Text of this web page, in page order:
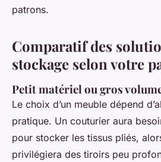
patrons.
Comparatif des
stockage selon votre
Petit matériel ou gros
Le choix d’un meuble dépend
pratique. Un couturier aura
pour stocker les tissus pliés,
privilégiera des tiroirs peu